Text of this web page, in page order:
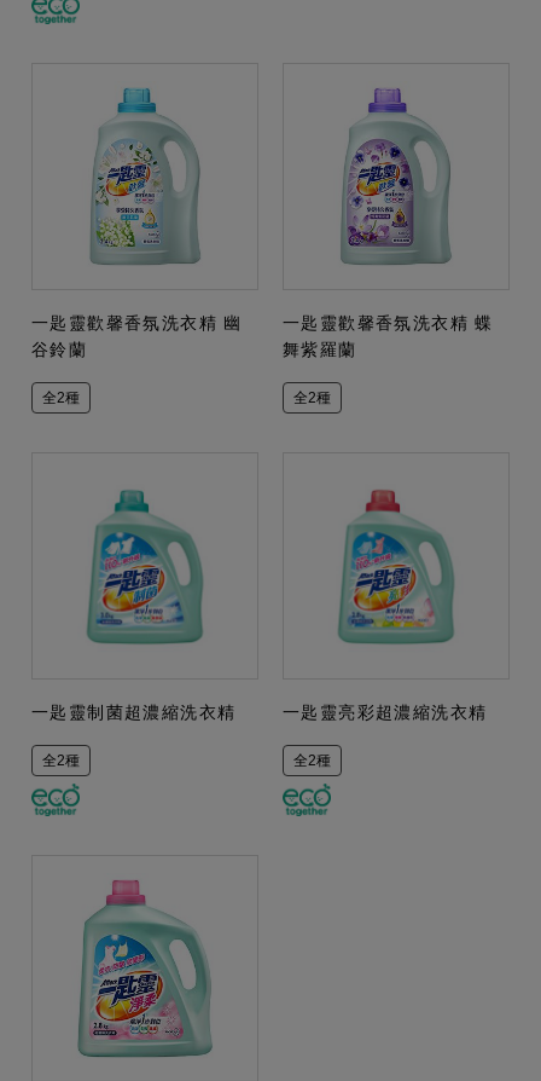
一匙靈歡馨香氛洗衣精 幽
谷鈴蘭
全2種
一匙靈歡馨香氛洗衣精 蝶
舞紫羅蘭
全2種
一匙靈制菌超濃縮洗衣精
全2種
一匙靈亮彩超濃縮洗衣精
全2種